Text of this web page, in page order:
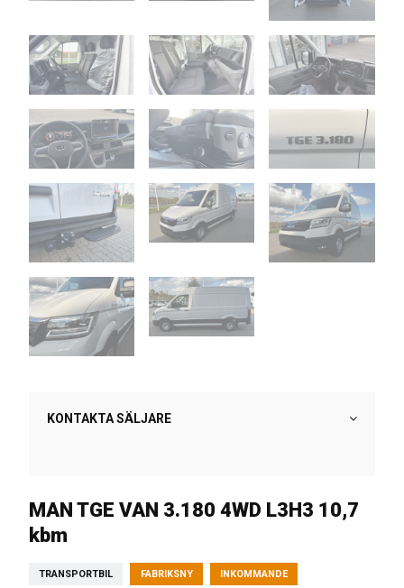
KONTAKTA SÄLJARE
MAN TGE VAN 3.180 4WD L3H3 10,7
kbm
TRANSPORTBIL FABRIKSNY INKOMMANDE